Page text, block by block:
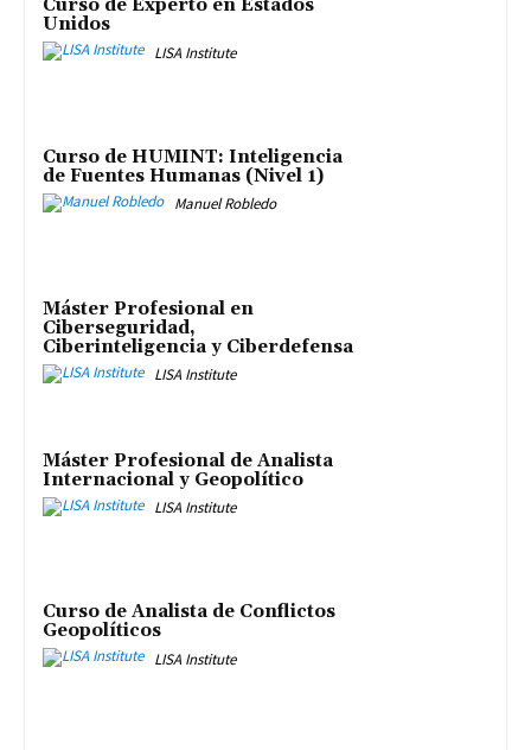
Curso de Experto en Estados
Unidos
LISA Institute
Curso de HUMINT: Inteligencia
de Fuentes Humanas (Nivel 1)
Manuel Robledo
Máster Profesional en
Ciberseguridad,
Ciberinteligencia y Ciberdefensa
LISA Institute
Máster Profesional de Analista
Internacional y Geopolítico
LISA Institute
Curso de Analista de Conflictos
Geopolíticos
LISA Institute